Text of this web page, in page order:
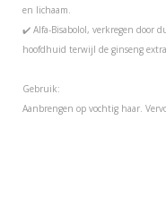
en lichaam.
✔️ Alfa-Bisabolol, verkregen door
hoofdhuid terwijl de ginseng
Gebruik:
Aanbrengen op vochtig haar.